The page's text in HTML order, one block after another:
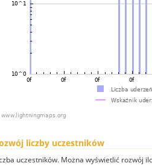
liczby uczestników
uczestników. Można wyświetlić rozwój